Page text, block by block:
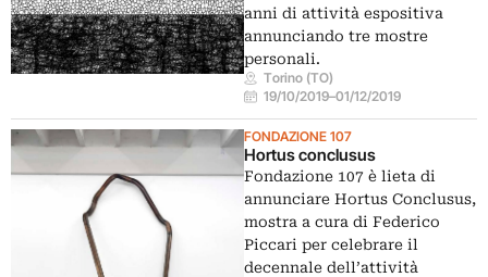
anni di attività espositiva
annunciando tre mostre
personali.
Torino (TO)
19/10/2019–01/12/2019
FONDAZIONE 107
Hortus conclusus
Fondazione 107 è lieta di
annunciare Hortus Conclusus,
mostra a cura di Federico
Piccari per celebrare il
decennale dell’attività